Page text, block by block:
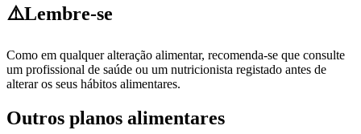
⚠️Lembre-se
Como em qualquer alteração alimentar, recomenda-se que consulte
um profissional de saúde ou um nutricionista registado antes de
alterar os seus hábitos alimentares.
Outros planos alimentares